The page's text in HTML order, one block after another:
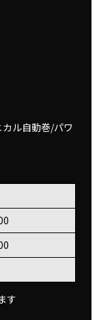
ル自動巻/パワ
す